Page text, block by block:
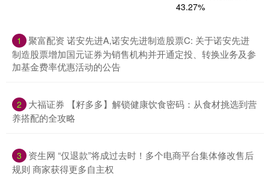
1
聚富配资 诺安先进A,诺安先进制造股票C: 关于诺安先进
制造股票增加国元证券为销售机构并开通定投、转换业务及参
加基金费率优惠活动的公告
2
大福证券 【籽多多】解锁健康饮食密码：从食材挑选到营
养搭配的全攻略
3
资生网 “仅退款”将成过去时！多个电商平台集体修改售后
规则 商家获得更多自主权